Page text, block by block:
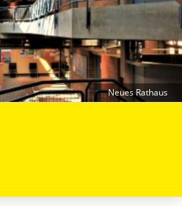
Neues Rathaus